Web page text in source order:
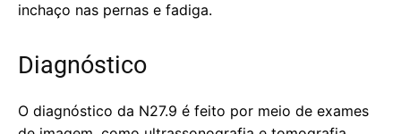
inchaço nas pernas e fadiga.
Diagnóstico
O diagnóstico da N27.9 é feito por meio de exames